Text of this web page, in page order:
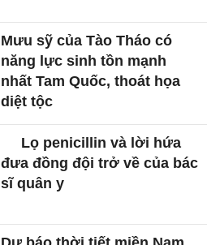
Mưu sỹ của Tào Tháo có
năng lực sinh tồn mạnh
nhất Tam Quốc, thoát họa
diệt tộc
Lọ penicillin và lời hứa
đưa đồng đội trở về của bác
sĩ quân y